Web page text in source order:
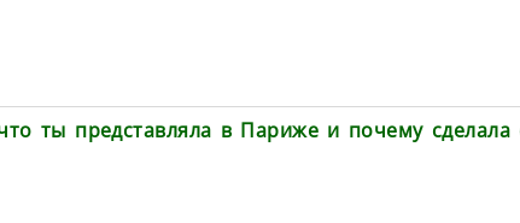
ты представляла в Париже и почему сделала